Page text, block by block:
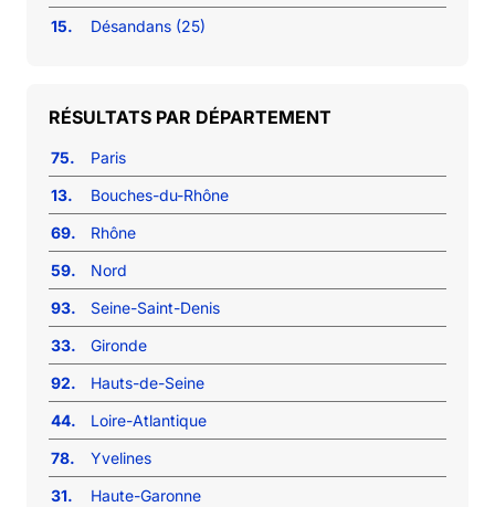
15.
Désandans (25)
RÉSULTATS PAR DÉPARTEMENT
75.
Paris
13.
Bouches-du-Rhône
69.
Rhône
59.
Nord
93.
Seine-Saint-Denis
33.
Gironde
92.
Hauts-de-Seine
44.
Loire-Atlantique
78.
Yvelines
31.
Haute-Garonne